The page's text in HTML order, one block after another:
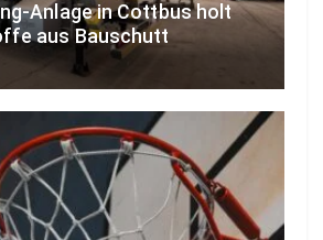
Anlage in Cottbus holt
aus Bauschutt